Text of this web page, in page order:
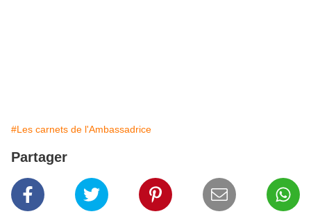
#Les carnets de l'Ambassadrice
Partager